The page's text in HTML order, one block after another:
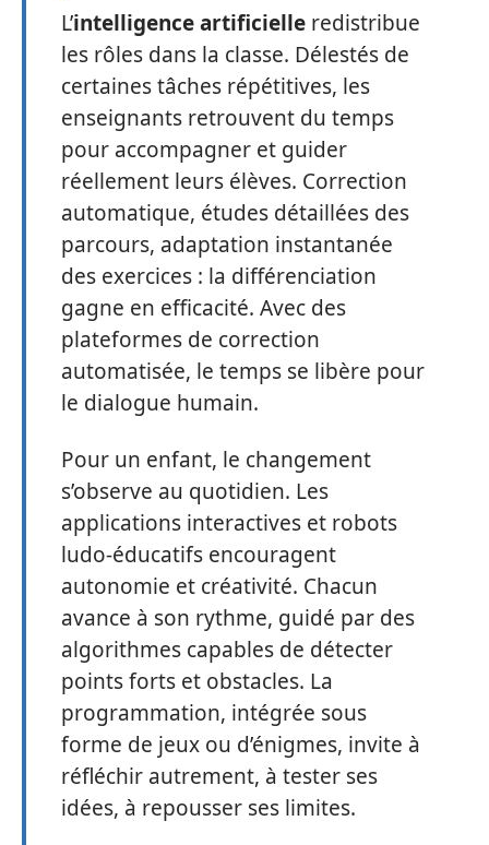
L’intelligence artificielle redistribue
les rôles dans la classe. Délestés de
certaines tâches répétitives, les
enseignants retrouvent du temps
pour accompagner et guider
réellement leurs élèves. Correction
automatique, études détaillées des
parcours, adaptation instantanée
des exercices : la différenciation
gagne en efficacité. Avec des
plateformes de correction
automatisée, le temps se libère pour
le dialogue humain.
Pour un enfant, le changement
s’observe au quotidien. Les
applications interactives et robots
ludo-éducatifs encouragent
autonomie et créativité. Chacun
avance à son rythme, guidé par des
algorithmes capables de détecter
points forts et obstacles. La
programmation, intégrée sous
forme de jeux ou d’énigmes, invite à
réfléchir autrement, à tester ses
idées, à repousser ses limites.